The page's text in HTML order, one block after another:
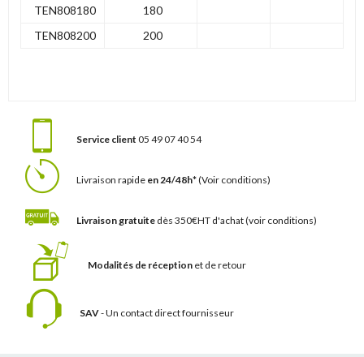
TEN808180
180
TEN808200
200
Service client 05 49 07 40 54
Livraison rapide en 24/48h*(Voir conditions)
Livraison gratuite dès 350€HT d'achat(voir conditions)
Modalités de réception et de retour
SAV- Un contact direct fournisseur